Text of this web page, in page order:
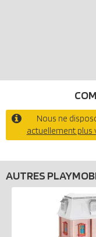
Nous ne
actuellement plus
AUTRES